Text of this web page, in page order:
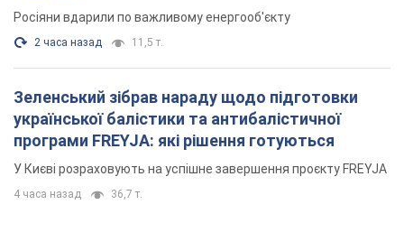
Росіяни вдарили по важливому енергооб'єкту
2 часа назад 11,5 т.
Зеленський зібрав нараду щодо підготовки
української балістики та антибалістичної
програми FREYJA: які рішення готуються
У Києві розраховують на успішне завершення проєкту FREYJA
4 часа назад 36,7 т.